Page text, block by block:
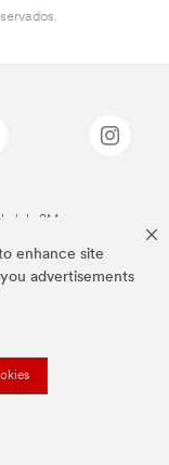
enhance site
advertisements
de 3M